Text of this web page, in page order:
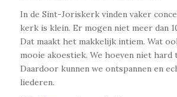
In de Sint-Joriskerk vinden vaker
kerk is klein. Er mogen niet meer dan
Dat maakt het makkelijk intiem. Wat
mooie akoestiek. We hoeven niet hard
Daardoor kunnen we ontspannen en
liederen.